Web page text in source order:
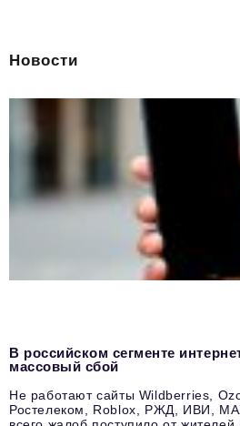
Новости
В российском сегменте
массовый сбой
Не работают сайты Wildberries,
Ростелеком, Roblox, РЖД, ИВИ,